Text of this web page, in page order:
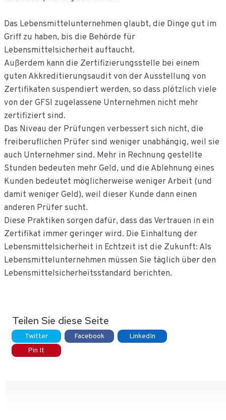
Das Lebensmittelunternehmen glaubt, die Dinge gut im
Griff zu haben, bis die Behörde für
Lebensmittelsicherheit auftaucht.
Außerdem kann die Zertifizierungsstelle bei einem
guten Akkreditierungsaudit von der Ausstellung von
Zertifikaten suspendiert werden, so dass plötzlich viele
von der GFSI zugelassene Unternehmen nicht mehr
zertifiziert sind.
Das Niveau der Prüfungen verbessert sich nicht, die
freiberuflichen Prüfer sind weniger unabhängig, weil sie
auch Unternehmer sind. Mehr in Rechnung gestellte
Stunden bedeuten mehr Geld, und die Ablehnung eines
Kunden bedeutet möglicherweise weniger Arbeit (und
damit weniger Geld), weil dieser Kunde dann einen
anderen Prüfer sucht.
Diese Praktiken sorgen dafür, dass das Vertrauen in ein
Zertifikat immer geringer wird. Die Einhaltung der
Lebensmittelsicherheit in Echtzeit ist die Zukunft: Als
Lebensmittelunternehmen müssen Sie täglich über den
Lebensmittelsicherheitsstandard berichten.
Teilen Sie diese Seite
Twitter Facebook
LinkedIn
Pin It